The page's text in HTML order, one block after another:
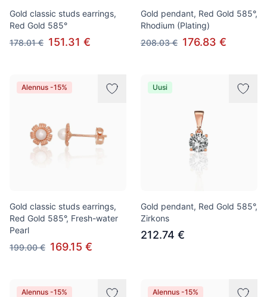
Gold classic studs earrings,
Red Gold 585°
178.01 € 151.31 €
Gold pendant, Red Gold 585°,
Rhodium (Plating)
208.03 € 176.83 €
Alennus -15%
Gold classic studs earrings,
Red Gold 585°, Fresh-water
Pearl
199.00 € 169.15 €
Uusi
Gold pendant, Red Gold 585°,
Zirkons
212.74 €
Alennus -15% Alennus -15%